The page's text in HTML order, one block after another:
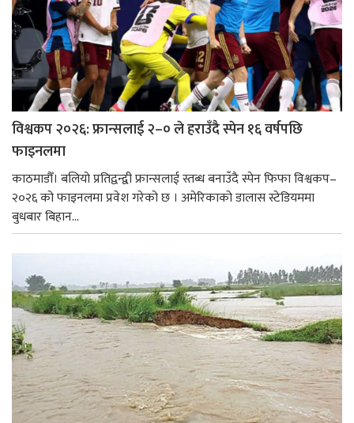
विश्वकप २०२६: फ्रान्सलाई २–० ले हराउँदै स्पेन १६ वर्षपछि
फाइनलमा
काठमाडौँ। बलियो प्रतिद्वन्द्वी फ्रान्सलाई स्तब्ध बनाउँदै स्पेन फिफा विश्वकप–
२०२६ को फाइनलमा प्रवेश गरेको छ । अमेरिकाको डालास स्टेडियममा
बुधबार बिहान...